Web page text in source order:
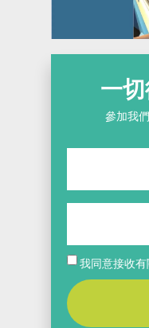
我同意接收有
一
參加我